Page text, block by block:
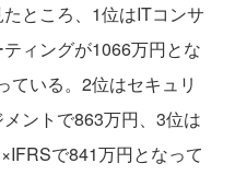
ところ、1位はITコンサ
ィングが1066万円とな
ている。2位はセキュリ
ントで863万円、3位は
で841万円となって